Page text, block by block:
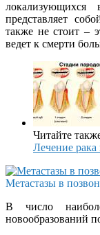
локализующихся
представляет
также не стоит –
ведет к смерти
Читайте
Лечение рака
Метастазы в
В число
новообразований